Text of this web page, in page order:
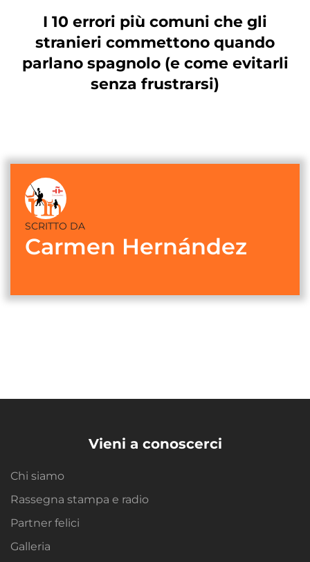
I 10 errori più comuni che gli
stranieri commettono quando
parlano spagnolo (e come evitarli
senza frustrarsi)
SCRITTO DA
Carmen Hernández
Vieni a conoscerci
Chi siamo
Rassegna stampa e radio
Partner felici
Galleria